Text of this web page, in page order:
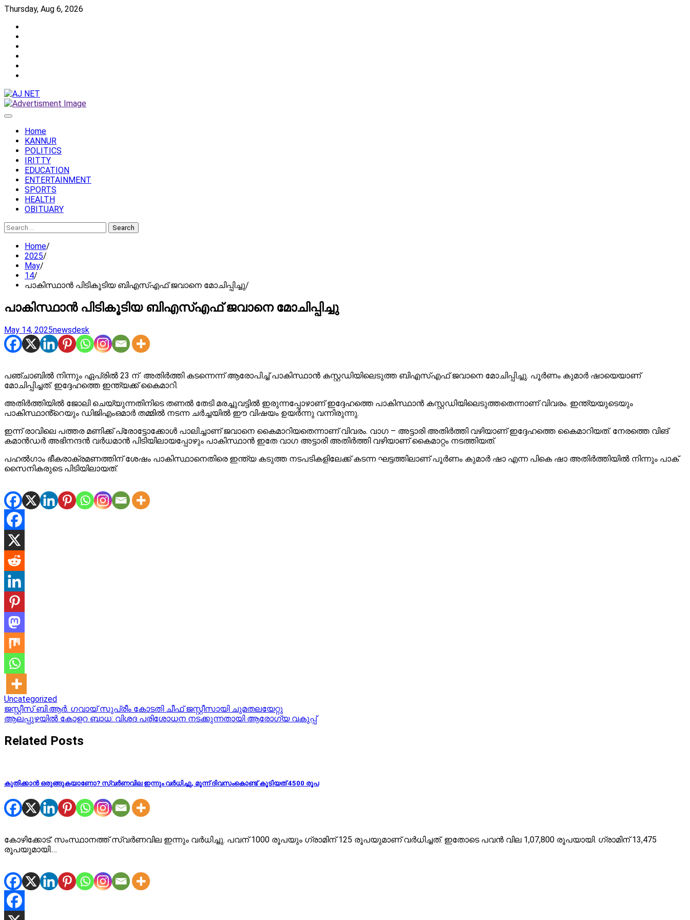
Skip
content
Thursday, Aug 6, 2026
Home
KANNUR
POLITICS
IRITTY
EDUCATION
ENTERTAINMENT
SPORTS
HEALTH
OBITUARY
Search
for:
Home
2025
May
14
പാകിസ്ഥാൻ പിടികൂടിയ ബിഎസ്എഫ് ജവാനെ മോചിപ്പിച്ചു
പാകിസ്ഥാൻ പിടികൂടിയ ബിഎസ്എഫ് ജവാനെ മോചിപ്പിച്ചു
May 14, 2025newsdesk
പഞ്ചാബിൽ നിന്നും ഏപ്രിൽ 23 ന് അതി‍ർത്തി കടന്നെന്ന് ആരോപിച്ച് പാകിസ്ഥാൻ കസ്റ്റഡിയിലെടുത്ത ബിഎസ്എഫ് ജവാനെ മോചിപ്പിച്ചു. പൂർണം കുമാർ ഷായെയാണ്
മോചിപ്പിച്ചത്. ഇദ്ദേഹത്തെ ഇന്ത്യക്ക് കൈമാറി.
അതിർത്തിയിൽ ജോലി ചെയ്യുന്നതിനിടെ തണൽ തേടി മരച്ചുവട്ടിൽ ഇരുന്നപ്പോഴാണ് ഇദ്ദേഹത്തെ പാകിസ്ഥാൻ കസ്റ്റഡിയിലെടുത്തതെന്നാണ് വിവരം. ഇന്ത്യയുടെയും
പാകിസ്ഥാൻ്റെയും ഡിജിഎംഒമാർ തമ്മിൽ നടന്ന ചർച്ചയിൽ ഈ വിഷയം ഉയർന്നു വന്നിരുന്നു.
ഇന്ന് രാവിലെ പത്തര മണിക്ക് പ്രോട്ടോക്കോൾ പാലിച്ചാണ് ജവാനെ കൈമാറിയതെന്നാണ് വിവരം. വാഗ – അട്ടാരി അതിർത്തി വഴിയാണ് ഇദ്ദേഹത്തെ കൈമാറിയത്. നേരത്തെ വിങ്
കമാൻഡർ അഭിനന്ദൻ വർ‍ധമാൻ പിടിയിലായപ്പോഴും പാകിസ്ഥാൻ ഇതേ വാഗ അട്ടാരി അതിർത്തി വഴിയാണ് കൈമാറ്റം നടത്തിയത്.
പഹൽഗാം ഭീകരാക്രമണത്തിന് ശേഷം പാകിസ്ഥാനെതിരെ ഇന്ത്യ കടുത്ത നടപടികളിലേക്ക് കടന്ന ഘട്ടത്തിലാണ് പൂർണം കുമാർ ഷാ എന്ന പികെ ഷാ അതിർത്തിയിൽ നിന്നും പാക്
സൈനികരുടെ പിടിയിലായത്.
Uncategorized
Post
navigation
ജസ്റ്റീസ് ബി.ആര്‍. ഗവായ് സുപ്രീം കോടതി ചീഫ് ജസ്റ്റീസായി ചുമതലയേറ്റു
ആലപ്പുഴയിൽ കോളറ ബാധ: വിശദ പരിശോധന നടക്കുന്നതായി ആരോഗ്യ വകുപ്പ്
Related Posts
കുതിക്കാന്‍ ഒരുങ്ങുകയാണോ? സ്വര്‍ണവില ഇന്നും വര്‍ധിച്ചു, മൂന്ന് ദിവസംകൊണ്ട് കൂടിയത് 4500 രൂപ
കോഴിക്കോട്: സംസ്ഥാനത്ത് സ്വര്‍ണവില ഇന്നും വര്‍ധിച്ചു. പവന് 1000 രൂപയും ഗ്രാമിന് 125 രൂപയുമാണ് വര്‍ധിച്ചത്. ഇതോടെ പവന്‍ വില 1,07,800 രൂപയായി. ഗ്രാമിന് 13,475
രൂപയുമായി.…